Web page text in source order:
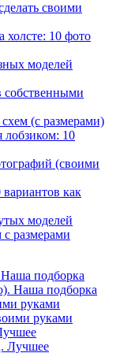
своими
холсте: 10 фото
моделей
собственными
(с размерами)
лобзиком: 10
(своими
как
моделей
размерами
подборка
руками